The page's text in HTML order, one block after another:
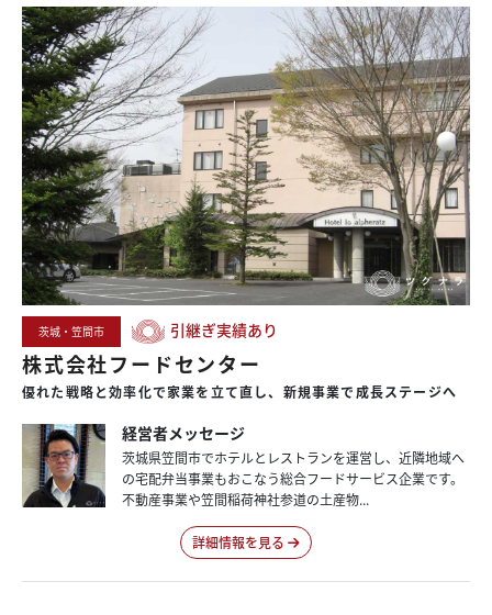
茨城・笠間市 引継ぎ実績あり
株式会社フードセンター
優れた戦略と効率化で家業を 立て直し、 新規事業で 成長ステージへ
経営者メッセージ
茨城県笠間市でホテルとレストランを運営し、近隣地域へ
の宅配弁当事業もおこなう総合フードサービス企業です。
不動産事業や笠間稲荷神社参道の土産物...
詳細情報を見る